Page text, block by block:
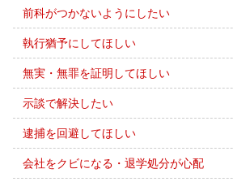
前科がつかないようにしたい
執行猶予にしてほしい
無実・無罪を証明してほしい
示談で解決したい
逮捕を回避してほしい
会社をクビになる・退学処分が心配